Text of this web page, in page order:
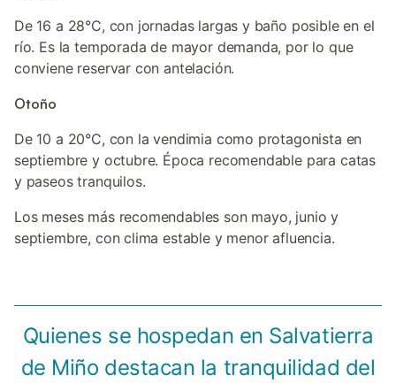
De 16 a 28°C, con jornadas largas y baño posible en el
río. Es la temporada de mayor demanda, por lo que
conviene reservar con antelación.
Otoño
De 10 a 20°C, con la vendimia como protagonista en
septiembre y octubre. Época recomendable para catas
y paseos tranquilos.
Los meses más recomendables son mayo, junio y
septiembre, con clima estable y menor afluencia.
Quienes se hospedan en Salvatierra
de Miño destacan la tranquilidad del